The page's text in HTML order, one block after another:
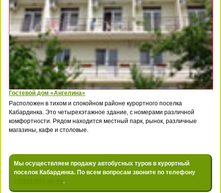
Гостевой дом «Ангелина»
Расположен в тихом и спокойном районе курортного поселка
Кабардинка. Это четырехэтажное здание, с номерами различной
комфортности. Рядом находится местный парк, рынок, различные
магазины, кафе и столовые.
Мы осуществляем продажу автобусных туров в курортный
поселок Кабардинка. По всем вопросам звоните по телефону
+7(951)907-46-96.